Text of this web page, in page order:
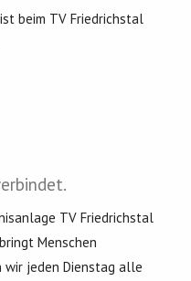
beim TV Friedrichstal
TV Friedrichstal
Menschen
wir jeden Dienstag alle